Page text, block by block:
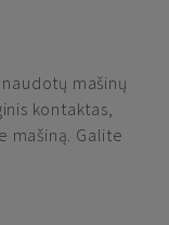
mašinų
kontaktas,
mašiną. Galite